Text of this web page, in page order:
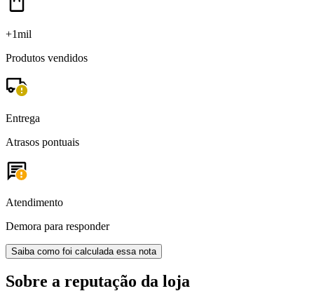
+1mil
Produtos vendidos
Entrega
Atrasos pontuais
Atendimento
Demora para responder
Saiba como foi calculada essa nota
Sobre a reputação da loja